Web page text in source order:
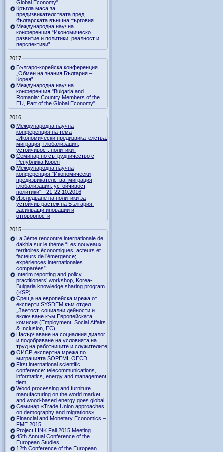
Global Economy"
Кръгла маса за
предизвикателствата пред
българската външна търговия
Международна научна
конференция “Икономическо
развитие и политики: реалност и
перспективи”
2017
Българо-корейска конференция
„Обмен на знания България –
Корея”
Международна научна
конференция "Bulgaria and
Romania: Country Members of the
EU, Part of the Global Economy"
2016
Международна научна
конференция на тема
„Икономически предизвикателства:
миграция, глобализация,
устойчивост, политики“
Семинар по сътрудничество с
Република Корея
Международна научна
конференция "Икономически
предизвикателства: миграция,
глобализация, устойчивост,
политики" - 21-22.10.2016
Изследване на политики за
устойчив растеж на България:
засилващи иновации и
отговорности
2015
La 3éme rencontre internationale de
dakhla sur le thème “Les nouveaux
territoires économiques; acteurs et
facteurs de l’émergence;
expériences internationales
comparées”
Interim reporting and policy
practitioners’ workshop, Korea-
Bulgaria knowledge sharing program
(KSP)
Среща на европейска мрежа от
експерти SYSDEM към отдел
„Заетост, социални дейности и
включване към Европейската
комисия (Employment, Social Affairs
& Inclusion, ЕС)
Насърчаване на социалния диалог
и подобряване на условията на
труд на работниците и служителите
ОИСР, експертна мрежа по
миграцията SOPEMI, OECD
First international scientific
conference: telecommunications,
informatics, energy and management
tiem
Wood processing and furniture
manufacturing on the world market
and wood-based energy goes global
Семинар «Trade Union approaches
on demography and migrations»
Financial and Monetary Economics –
FME 2015
Project LINK Fall 2015 Meeting
45th Annual Conference of the
European Studies
12th Conference of the European